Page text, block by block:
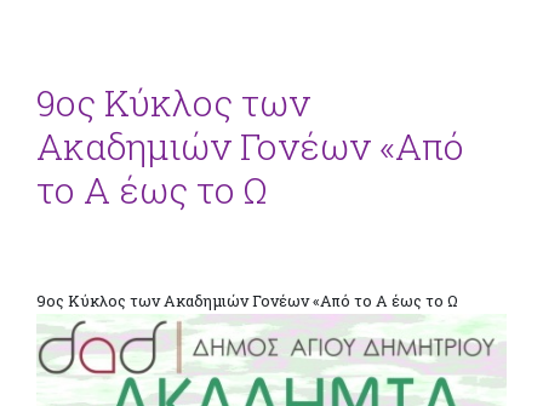
9ος Κύκλος των
Ακαδημιών Γονέων «Από
το Α έως το Ω
9ος Κύκλος των Ακαδημιών Γονέων «Από το Α έως το Ω